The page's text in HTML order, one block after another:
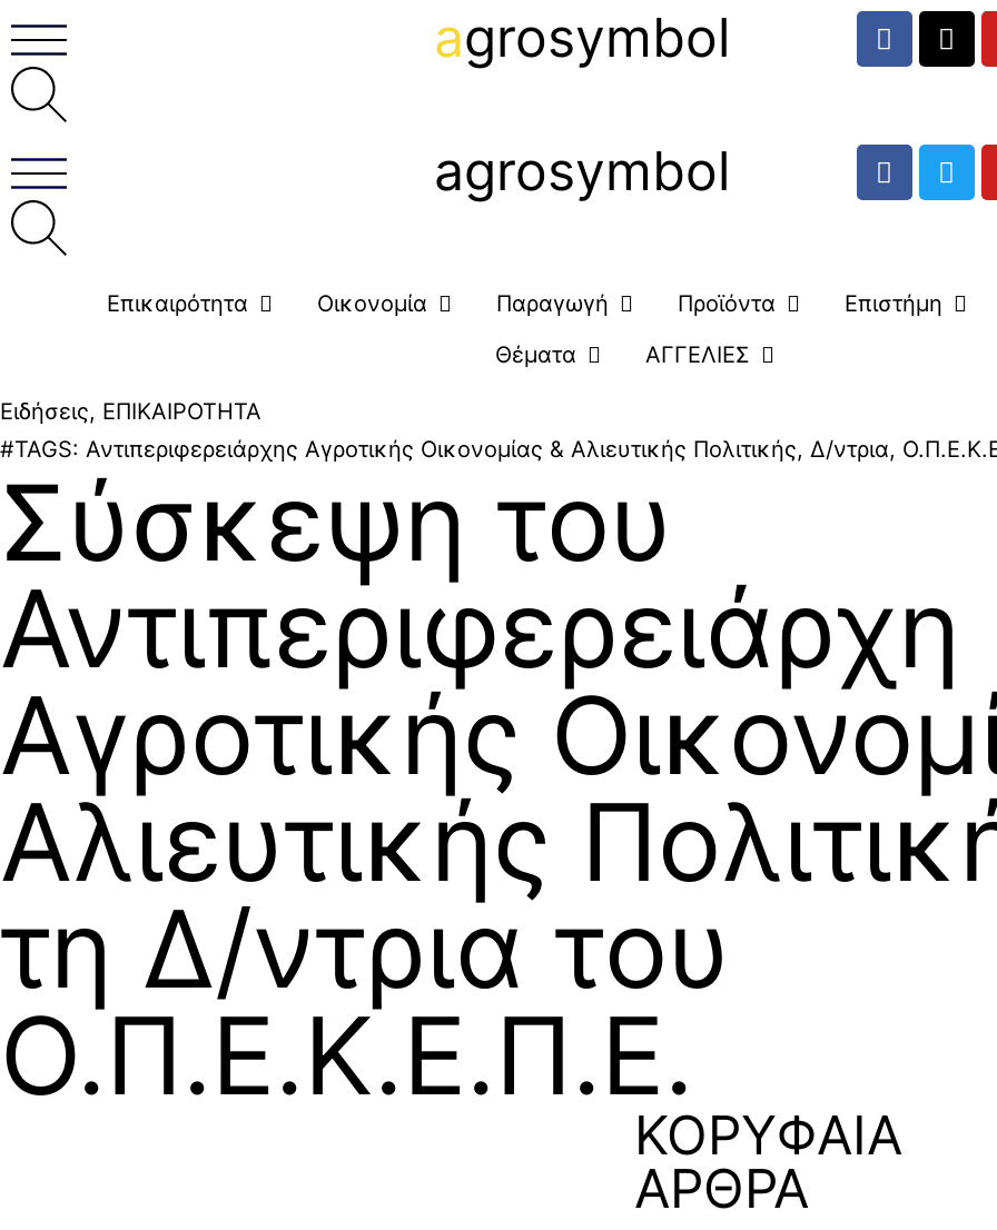
agrosymbol
agrosymbol
Επικαιρότητα Οικονομία Παραγωγή Προϊόντα
Επιστήμη
Θέματα
ΑΓΓΕΛΙΕΣ
Ειδήσεις, ΕΠΙΚΑΙΡΟΤΗΤΑ
#TAGS: Αντιπεριφερειάρχης Αγροτικής Οικονομίας & Αλιευτικής Πολιτικής, Δ/ντρια,
Σύσκεψη του
Αντιπεριφερειάρχη
Αγροτικής
Αλιευτικής
τη Δ/ντρια του
Ο.Π.Ε.Κ.Ε.Π.Ε.
ΚΟΡΥΦΑΙΑ
ΑΡΘΡΑ